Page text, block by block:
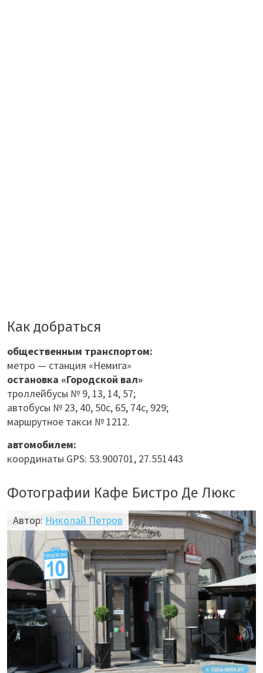
Как добраться
общественным транспортом:
метро — станция «Немига»
остановка «Городской вал»
троллейбусы № 9, 13, 14, 57;
автобусы № 23, 40, 50с, 65, 74с, 929;
маршрутное такси № 1212.
автомобилем:
координаты GPS: 53.900701, 27.551443
Фотографии Кафе Бистро Де Люкс
Автор: Николай Петров